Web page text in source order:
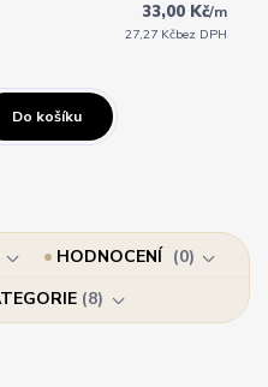
33,00 Kč/m
27,27 Kčbez DPH
Do košíku
HODNOCENÍ
0
8